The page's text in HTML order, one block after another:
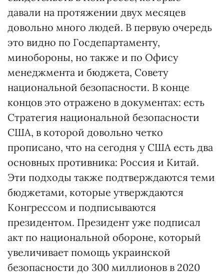
давали на протяжении двух месяцев
довольно много людей. В первую очередь
это видно по Госдепартаменту,
минобороны, но также и по Офису
менеджмента и бюджета, Совету
национальной безопасности. В конце
концов это отражено в документах: есть
Cтратегия национальной безопасности
США, в которой довольно четко
прописано, что на сегодня у США есть два
основных противника: Россия и Китай.
Эти подходы также подтверждаются теми
бюджетами, которые утверждаются
Конгрессом и подписываются
президентом. Президент уже подписал
акт по национальной обороне, который
увеличивает помощь украинской
безопасности до 300 миллионов в 2020